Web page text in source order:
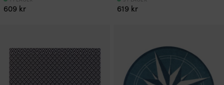
609 kr 619 kr